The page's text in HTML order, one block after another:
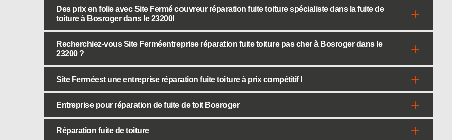
Des prix en folie avec Site Fermé couvreur réparation fuite toiture spécialiste dans la fuite de
toiture à Bosroger dans le 23200!
Recherchiez-vous Site Ferméentreprise réparation fuite toiture pas cher à Bosroger dans le
23200 ?
Site Ferméest une entreprise réparation fuite toiture à prix compétitif !
Entreprise pour réparation de fuite de toit Bosroger
Réparation fuite de toiture